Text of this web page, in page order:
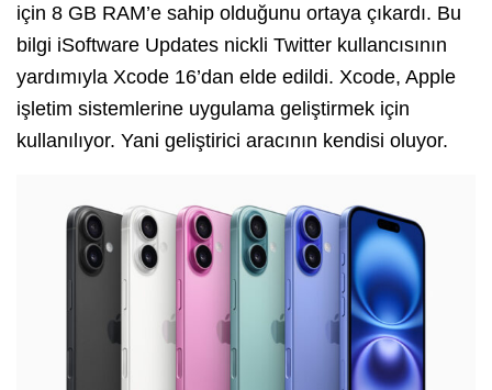
için 8 GB RAM’e sahip olduğunu ortaya çıkardı. Bu
bilgi iSoftware Updates nickli Twitter kullancısının
yardımıyla Xcode 16’dan elde edildi. Xcode, Apple
işletim sistemlerine uygulama geliştirmek için
kullanılıyor. Yani geliştirici aracının kendisi oluyor.